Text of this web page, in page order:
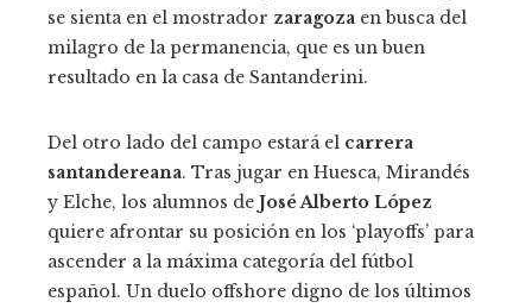
se sienta en el mostrador zaragoza en busca del
milagro de la permanencia, que es un buen
resultado en la casa de Santanderini.
Del otro lado del campo estará el carrera
santandereana. Tras jugar en Huesca, Mirandés
y Elche, los alumnos de José Alberto López
quiere afrontar su posición en los ‘playoffs’ para
ascender a la máxima categoría del fútbol
español. Un duelo offshore digno de los últimos